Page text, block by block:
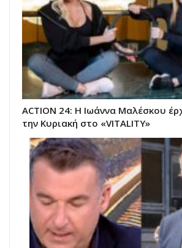
ACTION 24: Η Ιωάννα Μαλέσκου
την Κυριακή στο «VITALITY»